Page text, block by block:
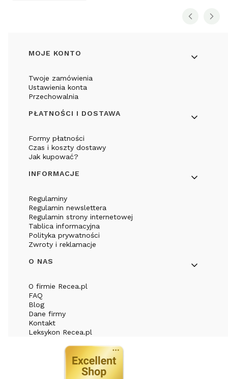
Linki w stopce
MOJE KONTO
Twoje zamówienia
Ustawienia konta
Przechowalnia
PŁATNOŚCI I DOSTAWA
Formy płatności
Czas i koszty dostawy
Jak kupować?
INFORMACJE
Regulaminy
Regulamin newslettera
Regulamin strony internetowej
Tablica informacyjna
Polityka prywatności
Zwroty i reklamacje
O NAS
O firmie Recea.pl
FAQ
Blog
Dane firmy
Kontakt
Leksykon Recea.pl